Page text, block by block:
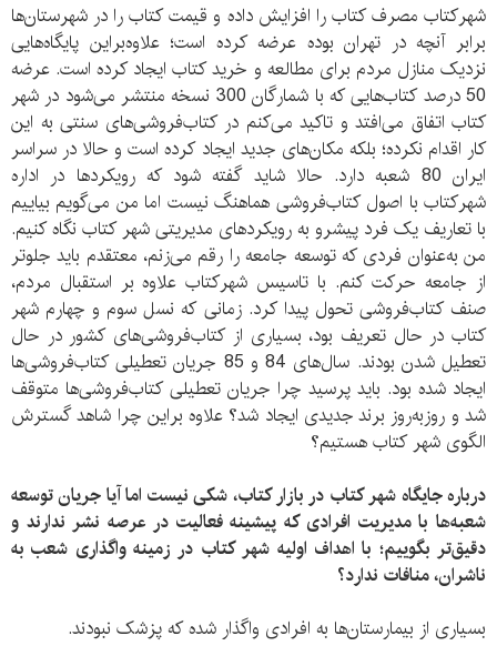
شهرکتاب مصرف‌ کتاب را افزایش داده و قیمت کتاب را در شهرستان‌ها
برابر آنچه در تهران بوده عرضه کرده است؛ علاوه‌براین پایگاه‌هایی
نزدیک منازل مردم برای مطالعه و خرید کتاب ایجاد کرده است. عرضه
50 درصد کتاب‌هایی که با شمارگان 300 نسخه منتشر می‌شود در شهر
کتاب اتفاق می‌افتد و تاکید می‌کنم در کتاب‌فروشی‌های سنتی به این
کار اقدام نکرده؛ بلکه مکان‌های جدید ایجاد کرده است و حالا در سراسر
ایران 80 شعبه دارد. حالا شاید گفته شود که رویکرد‌‌ها در اداره
شهر‌کتاب با اصول کتاب‌فروشی هماهنگ نیست اما من می‌گویم بیاییم
با تعاریف یک فرد پیشرو به رویکرد‌های مدیریتی شهر کتاب نگاه کنیم.
من به‌عنوان فرد‌ی که توسعه جامعه را رقم می‌زنم، ‌معتقدم باید جلو‌تر
از‌ جامعه حرکت کنم. با تاسیس شهرکتاب علاوه بر استقبال مردم،
صنف کتاب‌فروشی تحول پیدا کرد. زمانی که نسل سوم و چهارم شهر
کتاب در حال تعریف بود، بسیاری از کتاب‌فروشی‌های کشور در‌ حال
تعطیل شدن بودند. سال‌های 84 و 85 جریان تعطیلی کتاب‌فروشی‌ها
ایجاد شده بود. باید پرسید چرا جریان تعطیلی کتاب‌فروشی‌ها متوقف
شد و روز‌به‌روز برندجدیدی ایجاد شد؟ علاوه براین چرا شاهد گسترش
الگوی شهر کتاب هستیم؟
درباره جایگاه شهر کتاب در بازار کتاب، شکی نیست اما آیا جریان توسعه
شعبه‌ها با مدیریت افرادی که پیشینه فعالیت در عرصه نشر ندارند و
دقیق‌تر بگوییم؛ با اهداف اولیه شهر کتاب در زمینه واگذاری شعب به
ناشران، منافات ندارد؟
بسیاری از بیمارستان‌ها به افرادی واگذار شده که پزشک نبودند.